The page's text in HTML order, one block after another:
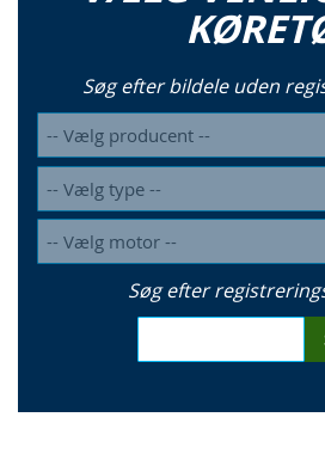
Søg efter bildele uden
Søg efter